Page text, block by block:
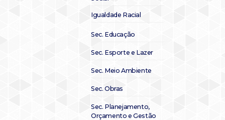
Igualdade Racial
Sec. Educação
Sec. Esporte e Lazer
Sec. Meio Ambiente
Sec. Obras
Sec. Planejamento,
Orçamento e Gestão